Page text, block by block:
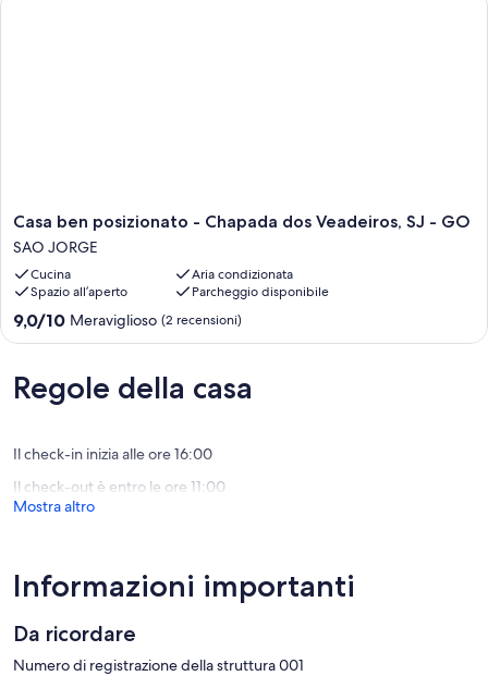
Casa
ben
posizionato
-
Chapada
dos
-
GO
Casa ben posizionato - Chapada dos Veadeiros, SJ - GO
SAO JORGE
Cucina
Aria condizionata
Spazio all’aperto
Parcheggio disponibile
9.0
su
Meraviglioso,
(2
9,0/10 Meraviglioso (2 recensioni)
Regole della casa
Il check-in inizia alle ore 16:00
Il check-out è entro le ore 11:00
Mostra altro
Informazioni importanti
Da ricordare
Numero di registrazione della struttura 001